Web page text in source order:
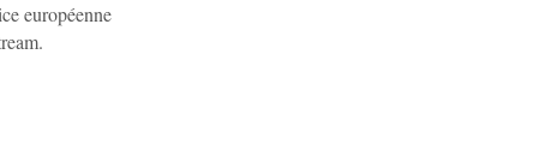
européenne